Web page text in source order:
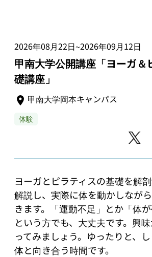
2026年08月22日~2026年09月12日
甲南大学公開講座「ヨーガ＆
礎講座」
甲南大学岡本キャンパス
体験
ヨーガとピラティスの基礎を解
解説し、実際に体を動かしなが
きます。「運動不足」とか「体
という方でも、大丈夫です。興
ってみましょう。ゆったりと、
体と向き合う時間です。